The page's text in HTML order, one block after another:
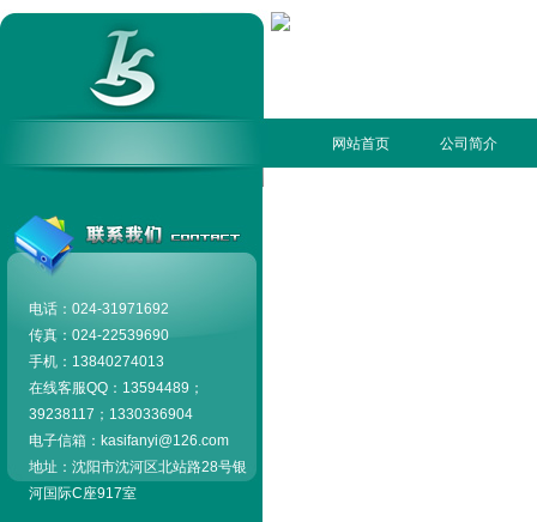
网站首页 公司简介
电话：024-31971692
传真：024-22539690
手机：13840274013
在线客服QQ：13594489；
39238117；1330336904
电子信箱：kasifanyi@126.com
地址：沈阳市沈河区北站路28号银
河国际C座917室